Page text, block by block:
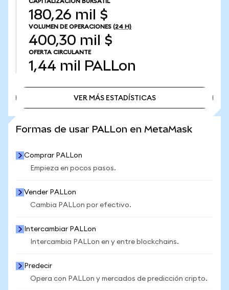
180,26 mil $
VOLUMEN DE OPERACIONES (24 H)
400,30 mil $
OFERTA CIRCULANTE
1,44 mil PALLon
VER MÁS ESTADÍSTICAS
Formas de usar PALLon en MetaMask
Comprar PALLon
Empieza en pocos pasos.
Vender PALLon
Cambia PALLon por efectivo.
Intercambiar PALLon
Intercambia PALLon en y entre blockchains.
Predecir
Opera con PALLon y mercados de predicción cripto.